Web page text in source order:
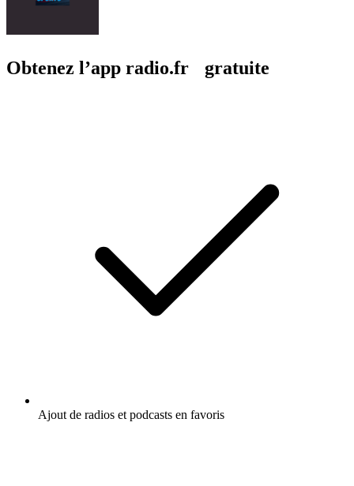
Obtenez l’app radio.fr gratuite
Ajout de radios et podcasts en favoris